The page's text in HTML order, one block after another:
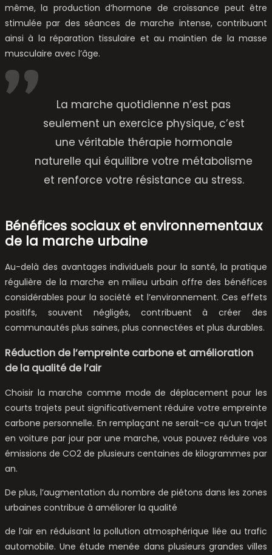
même, la production d’hormone de croissance peut être
stimulée par des séances de marche intense, contribuant
ainsi à la réparation tissulaire et au maintien de la masse
musculaire avec l’âge.
La marche quotidienne n’est pas
seulement un exercice physique, c’est
une véritable thérapie hormonale
naturelle qui équilibre votre métabolisme
et renforce votre résistance au stress.
Bénéfices sociaux et environnementaux
de la marche urbaine
Au-delà des avantages individuels pour la santé, la pratique
régulière de la marche en milieu urbain offre des bénéfices
considérables pour la société et l’environnement. Ces effets
positifs, souvent négligés, contribuent à créer des
communautés plus saines, plus connectées et plus durables.
Réduction de l’empreinte carbone et amélioration
de la qualité de l’air
Choisir la marche comme mode de déplacement pour les
courts trajets peut significativement réduire votre empreinte
carbone personnelle. En remplaçant ne serait-ce qu’un trajet
en voiture par jour par une marche, vous pouvez réduire vos
émissions de CO2 de plusieurs centaines de kilogrammes par
an.
De plus, l’augmentation du nombre de piétons dans les zones
urbaines contribue à améliorer la qualité
de l’air en réduisant la pollution atmosphérique liée au trafic
automobile. Une étude menée dans plusieurs grandes villes